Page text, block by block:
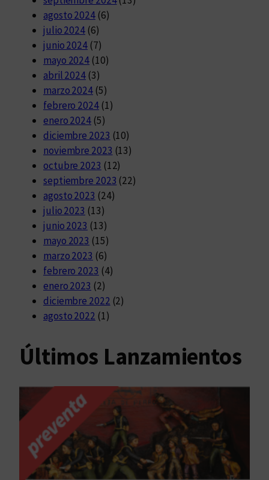
agosto 2024(6)
julio 2024 (6)
junio 2024 (7)
mayo 2024 (10)
abril 2024 (3)
marzo 2024 (5)
febrero 2024(1)
enero 2024 (5)
diciembre 2023 (10)
noviembre 2023 (13)
octubre 2023 (12)
septiembre 2023 (22)
agosto 2023 (24)
julio 2023 (13)
junio 2023 (13)
mayo 2023 (15)
marzo 2023 (6)
febrero 2023 (4)
enero 2023 (2)
diciembre 2022 (2)
agosto 2022 (1)
Últimos Lanzamientos